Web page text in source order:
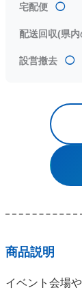
宅配便 ◯
配送回収(県内
設営撤去 ◯
商品説明
イベント会場